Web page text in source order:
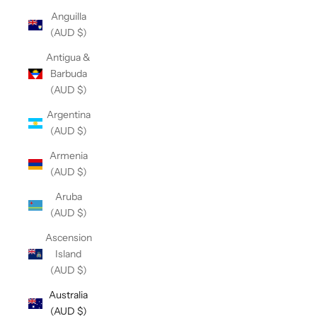
Anguilla
(AUD $)
Antigua &
Barbuda
(AUD $)
Argentina
(AUD $)
Armenia
(AUD $)
Aruba
(AUD $)
Ascension
Island
(AUD $)
Australia
(AUD $)